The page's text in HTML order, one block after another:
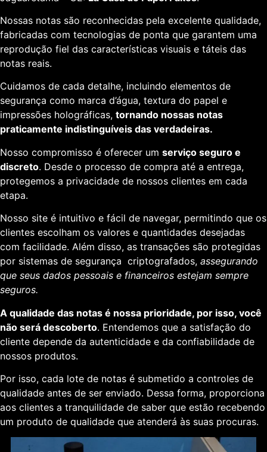
Nossas notas são reconhecidas pela excelente qualidade,
fabricadas com tecnologias de ponta que garantem uma
reprodução fiel das características visuais e táteis das
notas reais.
Cuidamos de cada detalhe, incluindo elementos de
segurança como marca d’água, textura do papel e
impressões holográficas, tornando nossas notas
praticamente indistinguíveis das verdadeiras.
Nosso compromisso é oferecer um serviço seguro e
discreto. Desde o processo de compra até a entrega,
protegemos a privacidade de nossos clientes em cada
etapa.
Nosso site é intuitivo e fácil de navegar, permitindo que os
clientes escolham os valores e quantidades desejadas
com facilidade. Além disso, as transações são protegidas
por sistemas de segurança criptografados, assegurando
que seus dados pessoais e financeiros estejam sempre
seguros.
A qualidade das notas é nossa prioridade, por isso, você
não será descoberto. Entendemos que a satisfação do
cliente depende da autenticidade e da confiabilidade de
nossos produtos.
Por isso, cada lote de notas é submetido a controles de
qualidade antes de ser enviado. Dessa forma, proporciona
aos clientes a tranquilidade de saber que estão recebendo
um produto de qualidade que atenderá às suas procuras.